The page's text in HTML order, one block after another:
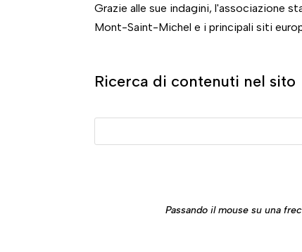
Grazie alle sue indagini, l'associazione
Mont-Saint-Michel e i principali siti
Ricerca di contenuti nel sito
Passando il mouse su una